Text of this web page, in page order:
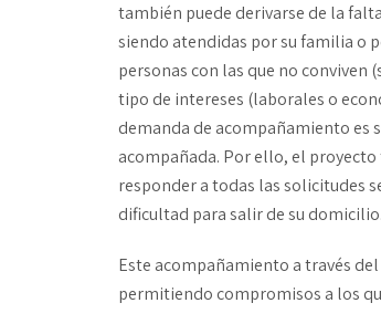
también puede derivarse de la
siendo atendidas por su familia o
personas con las que no
tipo de intereses (laborales o
demanda de acompañamiento es
acompañada. Por ello, el
responder a todas las solicitudes
dificultad para salir de su domicilio.
Este acompañamiento a través
permitiendo compromisos a los